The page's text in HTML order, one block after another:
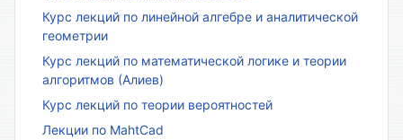
Курс лекций по линейной алгебре и аналитической
геометрии
Курс лекций по математической логике и теории
алгоритмов (Алиев)
Курс лекций по теории вероятностей
Лекции по MahtCad